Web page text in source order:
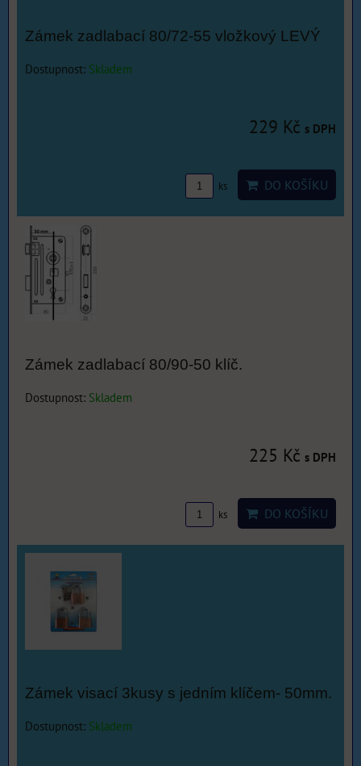
Zámek zadlabací 80/72-55 vložkový LEVÝ
Dostupnost: Skladem
229 Kč s DPH
ks DO KOŠÍKU
Zámek zadlabací 80/90-50 klíč.
Dostupnost: Skladem
225 Kč s DPH
ks DO KOŠÍKU
Zámek visací 3kusy s jedním klíčem- 50mm.
Dostupnost: Skladem